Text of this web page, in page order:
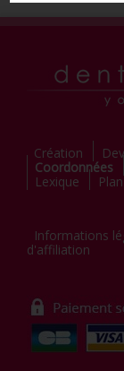
Création
Coordonnées
Lexique
Informations
d'affiliation